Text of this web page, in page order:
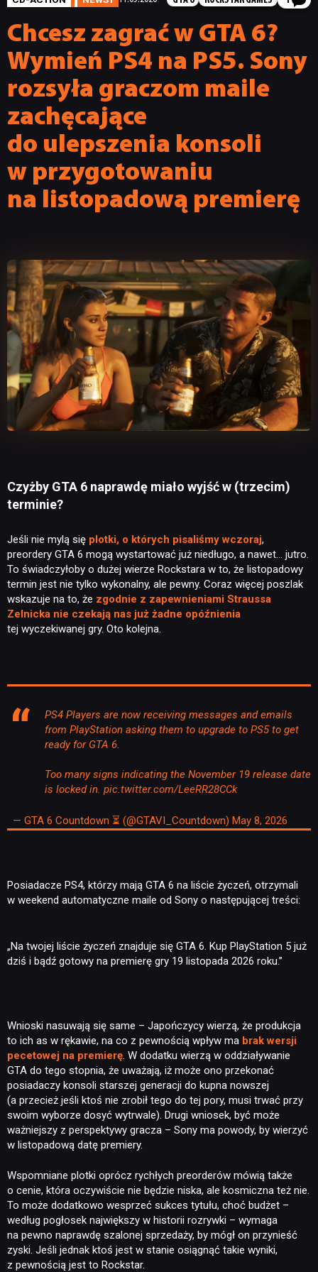
NEWSY
RECENZJE
PUBLICYSTYKA
KULTURA
Chcesz zagrać w GTA 6?
Wymień PS4 na PS5. Sony
rozsyła graczom maile
zachęcające
do ulepszenia konsoli
w przygotowaniu
na listopadową premierę
Czyżby GTA 6 naprawdę miało wyjść w (trzecim)
terminie?
Jeśli nie mylą się plotki, o których pisaliśmy wczoraj,
preordery GTA 6 mogą wystartować już niedługo, a nawet… jutro.
To świadczyłoby o dużej wierze Rockstara w to, że listopadowy
termin jest nie tylko wykonalny, ale pewny. Coraz więcej poszlak
wskazuje na to, że zgodnie z zapewnieniami Straussa
Zelnicka nie czekają nas już żadne opóźnienia
tej wyczekiwanej gry. Oto kolejna.
PS4 Players are now receiving messages and emails
from PlayStation asking them to upgrade to PS5 to get
ready for GTA 6.
Too many signs indicating the November 19 release date
is locked in. pic.twitter.com/LeeRR28CCk
— GTA 6 Countdown ⏳ (@GTAVI_Countdown) May 8, 2026
Posiadacze PS4, którzy mają GTA 6 na liście życzeń, otrzymali
w weekend automatyczne maile od Sony o następującej treści:
„Na twojej liście życzeń znajduje się GTA 6. Kup PlayStation 5 już
dziś i bądź gotowy na premierę gry 19 listopada 2026 roku.”
Wnioski nasuwają się same – Japończycy wierzą, że produkcja
to ich as w rękawie, na co z pewnością wpływ ma brak wersji
pecetowej na premierę . W dodatku wierzą w oddziaływanie
GTA do tego stopnia, że uważają, iż może ono przekonać
posiadaczy konsoli starszej generacji do kupna nowszej
(a przecież jeśli ktoś nie zrobił tego do tej pory, musi trwać przy
swoim wyborze dosyć wytrwale). Drugi wniosek, być może
ważniejszy z perspektywy gracza – Sony ma powody, by wierzyć
w listopadową datę premiery.
Wspomniane plotki oprócz rychłych preorderów mówią także
o cenie, która oczywiście nie będzie niska, ale kosmiczna też nie.
To może dodatkowo wesprzeć sukces tytułu, choć budżet –
według pogłosek największy w historii rozrywki – wymaga
na pewno naprawdę szalonej sprzedaży, by mógł on przynieść
zyski. Jeśli jednak ktoś jest w stanie osiągnąć takie wyniki,
z pewnością jest to Rockstar.